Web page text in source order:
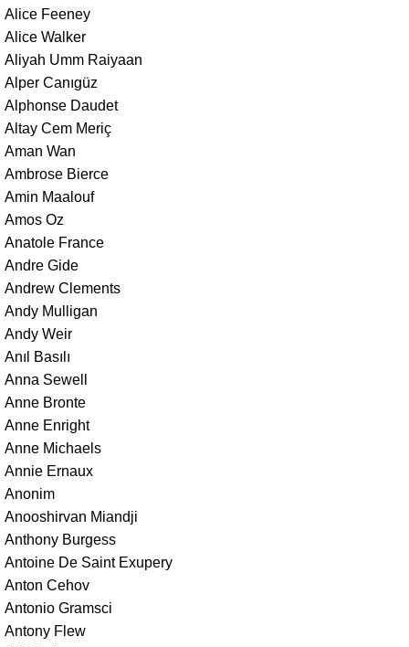
Alice Feeney
Alice Walker
Aliyah Umm Raiyaan
Alper Canıgüz
Alphonse Daudet
Altay Cem Meriç
Aman Wan
Ambrose Bierce
Amin Maalouf
Amos Oz
Anatole France
Andre Gide
Andrew Clements
Andy Mulligan
Andy Weir
Anıl Basılı
Anna Sewell
Anne Bronte
Anne Enright
Anne Michaels
Annie Ernaux
Anonim
Anooshirvan Miandji
Anthony Burgess
Antoine De Saint Exupery
Anton Cehov
Antonio Gramsci
Antony Flew